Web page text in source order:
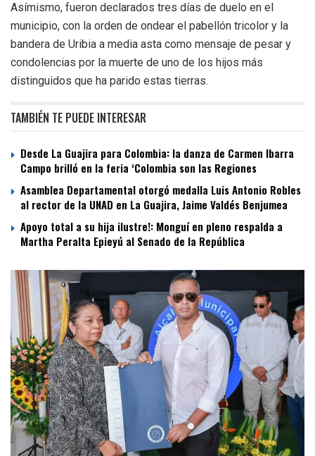
Asímismo, fueron declarados tres días de duelo en el
municipio, con la orden de ondear el pabellón tricolor y la
bandera de Uribia a media asta como mensaje de pesar y
condolencias por la muerte de uno de los hijos más
distinguidos que ha parido estas tierras.
TAMBIÉN TE PUEDE INTERESAR
Desde La Guajira para Colombia: la danza de Carmen Ibarra
Campo brilló en la feria ‘Colombia son las Regiones
Asamblea Departamental otorgó medalla Luis Antonio Robles
al rector de la UNAD en La Guajira, Jaime Valdés Benjumea
Apoyo total a su hija ilustre!: Monguí en pleno respalda a
Martha Peralta Epieyú al Senado de la República